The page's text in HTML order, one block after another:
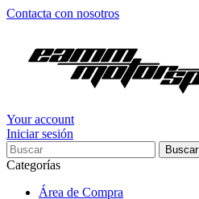
Contacta con nosotros
Your account
Iniciar sesión
Buscar
Categorías
Área de Compra